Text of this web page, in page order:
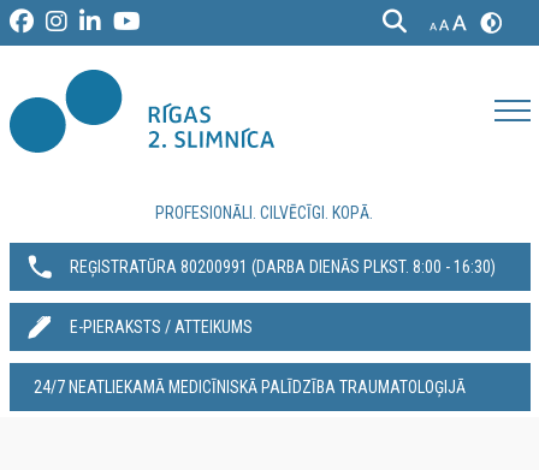
PROFESIONĀLI. CILVĒCĪGI. KOPĀ.
REĢISTRATŪRA 80200991‬ (DARBA DIENĀS PLKST. 8:00 - 16:30)
E-PIERAKSTS / ATTEIKUMS
24/7 NEATLIEKAMĀ MEDICĪNISKĀ PALĪDZĪBA TRAUMATOLOĢIJĀ